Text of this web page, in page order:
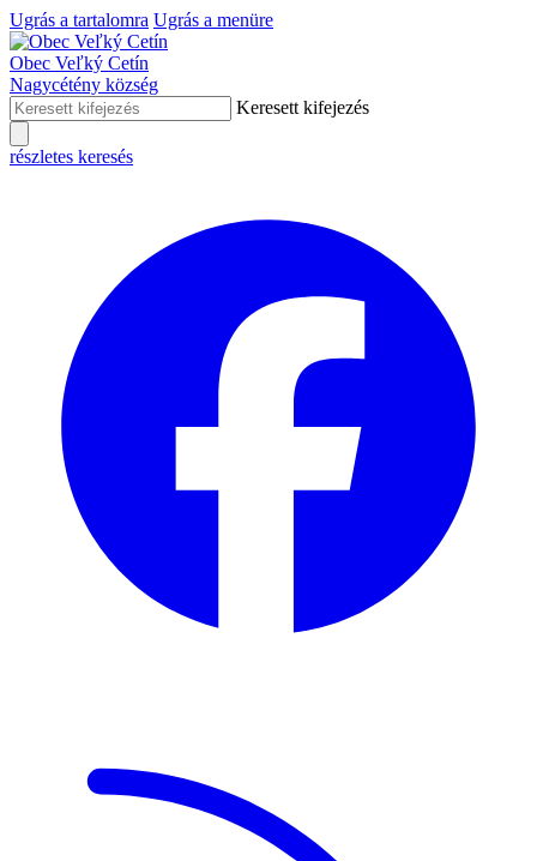
Ugrás a tartalomra Ugrás a menüre
Obec Veľký Cetín
Nagycétény község
Keresett kifejezés
részletes keresés